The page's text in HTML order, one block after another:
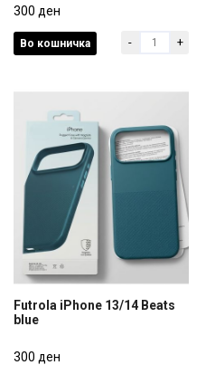
300 ден
300 ден
Во кошничка - +
blue
Futrola iPhone 13/14 Beats
blue
300 ден